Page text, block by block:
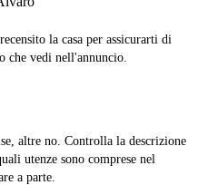
la casa per assicurarti di
che vedi nell'annuncio.
altre no. Controlla la descrizione
utenze sono comprese nel
a parte.